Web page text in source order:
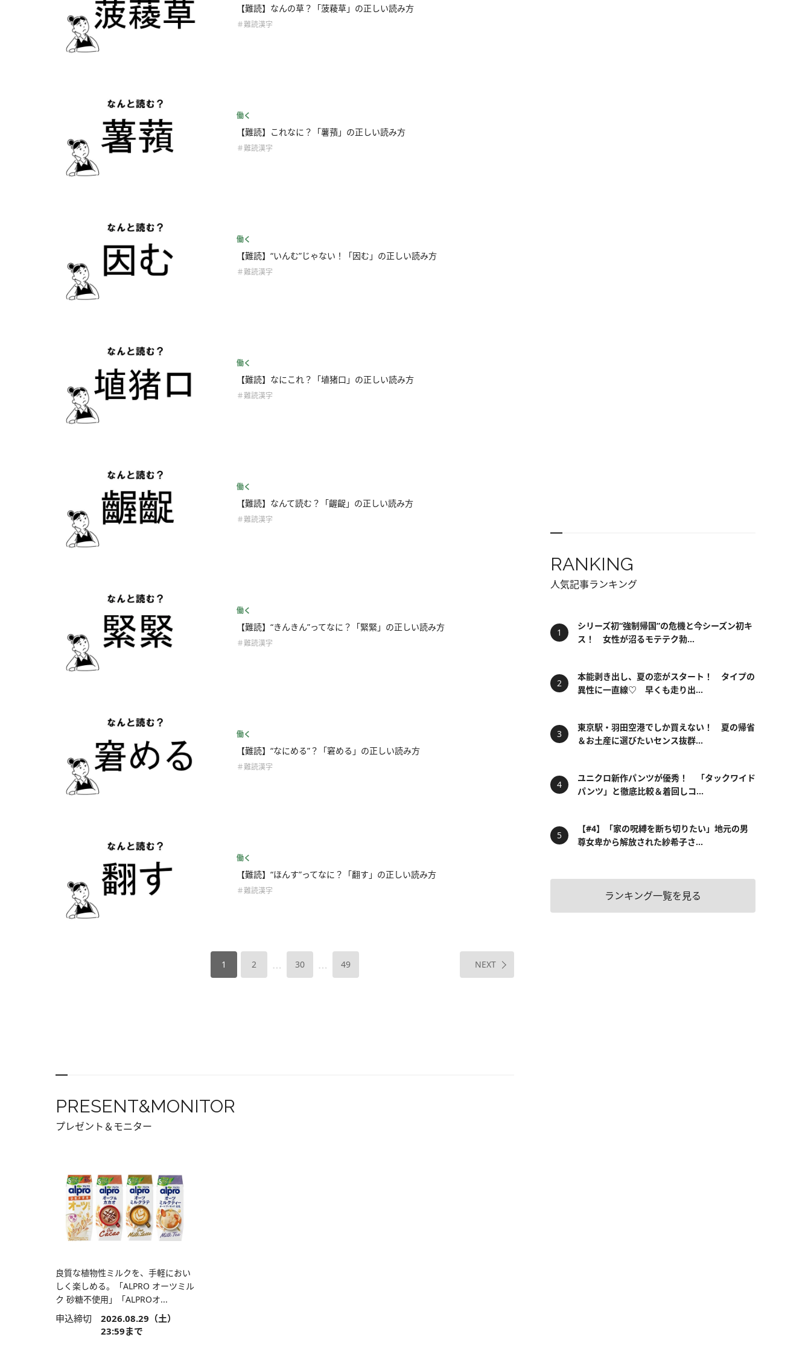
【難読】なんの草？「菠薐草」の正しい読み方
＃難読漢字
働く
【難読】これなに？「薯蕷」の正しい読み方
＃難読漢字
働く
【難読】“いんむ”じゃない！「因む」の正しい読み方
＃難読漢字
働く
【難読】なにこれ？「埴猪口」の正しい読み方
＃難読漢字
働く
【難読】なんて読む？「齷齪」の正しい読み方
＃難読漢字
働く
【難読】“きんきん”ってなに？「緊緊」の正しい読み方
＃難読漢字
働く
【難読】“なにめる”？「窘める」の正しい読み方
＃難読漢字
働く
【難読】“ほんす”ってなに？「翻す」の正しい読み方
＃難読漢字
1 2 … 30 … 49 NEXT
PRESENT&MONITOR
プレゼント＆モニター
良質な植物性ミルクを、手軽におい
しく楽しめる。「ALPRO オーツミル
ク 砂糖不使用」「ALPROオ...
申込締切 2026.08.29（土）
23:59まで
RANKING
人気記事ランキング
シリーズ初“強制帰国”の危機と今シーズン初キ
ス！ 女性が沼るモテテク勃...
本能剥き出し、夏の恋がスタート！ タイプの
異性に一直線♡ 早くも走り出...
東京駅・羽田空港でしか買えない！ 夏の帰省
＆お土産に選びたいセンス抜群...
ユニクロ新作パンツが優秀！ 「タックワイド
パンツ」と徹底比較＆着回しコ...
【#4】「家の呪縛を断ち切りたい」地元の男
尊女卑から解放された紗希子さ...
ランキング一覧を見る